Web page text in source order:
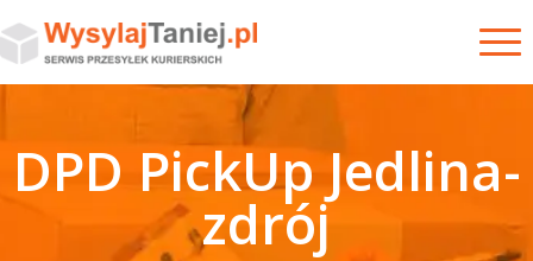
DPD PickUp Jedlina-
zdrój